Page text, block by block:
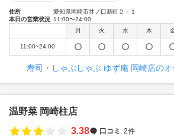
住所
愛知県岡崎市井ノ口新町２－１
本日の営業状況 11:00〜24:00
月
火 水 木
11:00~24:00
寿司・しゃぶしゃぶ ゆず庵 岡崎店のオ
温野菜 岡崎柱店
3.38
口コミ 2件